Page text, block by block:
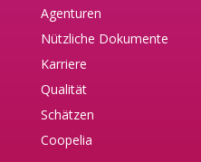
Agenturen
Nützliche Dokumente
Karriere
Qualität
Schätzen
Coopelia